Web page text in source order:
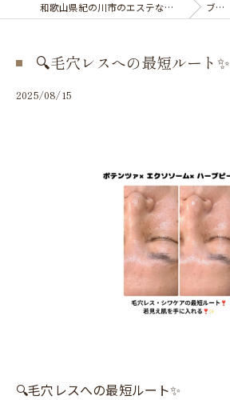
和歌山県紀の川市のエステならsalon MINORI ブログ
🔍毛穴レスへの最短ルート✨
2025/08/15
🔍毛穴レスへの最短ルート✨